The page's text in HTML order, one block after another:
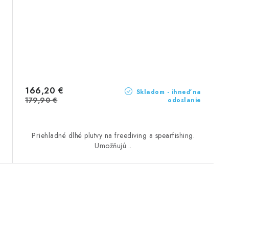
Skladom - ihneď na
odoslanie
166,20 €
179,90 €
Priehladné dlhé plutvy na freediving a spearfishing.
Umožňujú...